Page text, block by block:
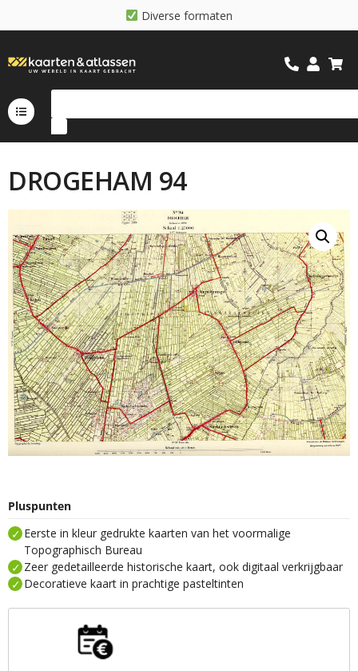
Diverse formaten
DROGEHAM 94
Pluspunten
Eerste in kleur gedrukte kaarten van het voormalige
Topographisch Bureau
Zeer gedetailleerde historische kaart, ook digitaal verkrijgbaar
Decoratieve kaart in prachtige pasteltinten